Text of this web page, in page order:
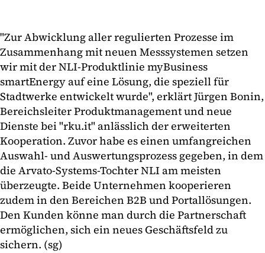
"Zur Abwicklung aller regulierten Prozesse im
Zusammenhang mit neuen Messsystemen setzen
wir mit der NLI-Produktlinie myBusiness
smartEnergy auf eine Lösung, die speziell für
Stadtwerke entwickelt wurde", erklärt Jürgen Bonin,
Bereichsleiter Produktmanagement und neue
Dienste bei "rku.it" anlässlich der erweiterten
Kooperation. Zuvor habe es einen umfangreichen
Auswahl- und Auswertungsprozess gegeben, in dem
die Arvato-Systems-Tochter NLI am meisten
überzeugte. Beide Unternehmen kooperieren
zudem in den Bereichen B2B und Portallösungen.
Den Kunden könne man durch die Partnerschaft
ermöglichen, sich ein neues Geschäftsfeld zu
sichern. (sg)